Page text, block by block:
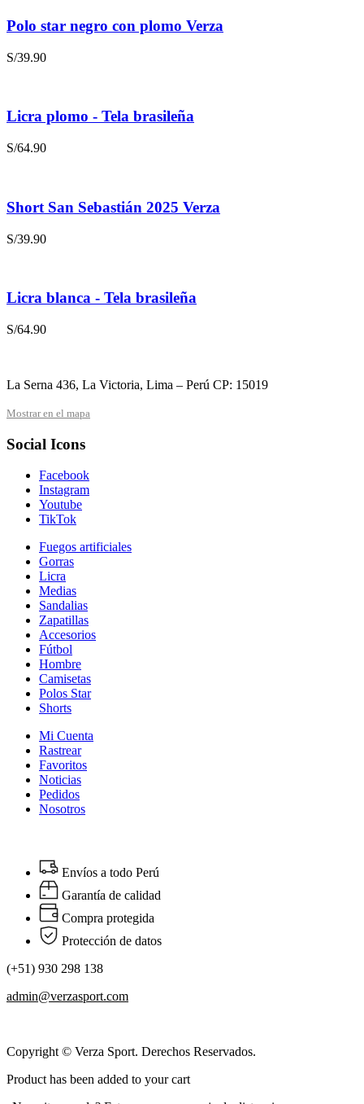
Polo star negro con plomo Verza
S/39.90
Licra plomo - Tela brasileña
S/64.90
Short San Sebastián 2025 Verza
S/39.90
Licra blanca - Tela brasileña
S/64.90
La Serna 436, La Victoria, Lima – Perú CP: 15019
Mostrar en el mapa
Social Icons
Facebook
Instagram
Youtube
TikTok
Fuegos artificiales
Gorras
Licra
Medias
Sandalias
Zapatillas
Accesorios
Fútbol
Hombre
Camisetas
Polos Star
Shorts
Mi Cuenta
Rastrear
Favoritos
Noticias
Pedidos
Nosotros
Envíos a todo Perú
Garantía de calidad
Compra protegida
Protección de datos
(+51) 930 298 138
admin@verzasport.com
Copyright © Verza Sport. Derechos Reservados.
Product has been added to your cart